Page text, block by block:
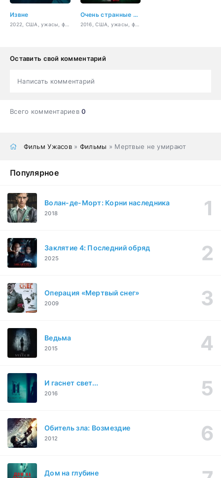
Извне Очень странные дела
2016, США, ужасы, фантастика, фэнтези, триллер, драма, детектив
Оставить свой комментарий
Написать комментарий
Всего комментариев0
Фильм Ужасов» Фильмы » Мертвые не умирают
Популярное
Волан-де-Морт: Корни наследника
2018
Заклятие 4: Последний обряд
2025
Операция «Мертвый снег»
2009
Ведьма
2015
И гаснет свет...
2016
Обитель зла: Возмездие
2012
Дом на глубине